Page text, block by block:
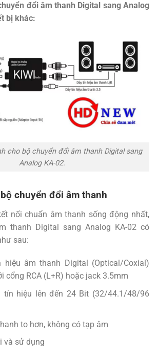
đổi âm thanh Digital sang Analog
bị khác:
cho bộ chuyển đổi âm thanh Digital sang
Analog KA-02.
chuyển đổi âm thanh
nối chuẩn âm thanh sống động nhất,
thanh Digital sang Analog KA-02 có
sau:
hiệu âm thanh Digital (Optical/Coxial)
cổng RCA (L+R) hoặc jack 3.5mm
tín hiệu lên đến 24 Bit (32/44.1/48/96
to hơn, không có tạp âm
và sử dụng